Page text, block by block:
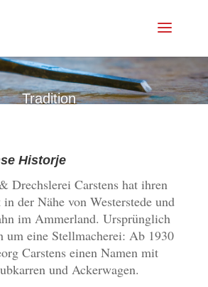
Tradition
Historje
Drechslerei Carstens hat ihren
der Nähe von Westerstede und
im Ammerland. Ursprünglich
um eine Stellmacherei: Ab 1930
Carstens einen Namen mit
und Ackerwagen.